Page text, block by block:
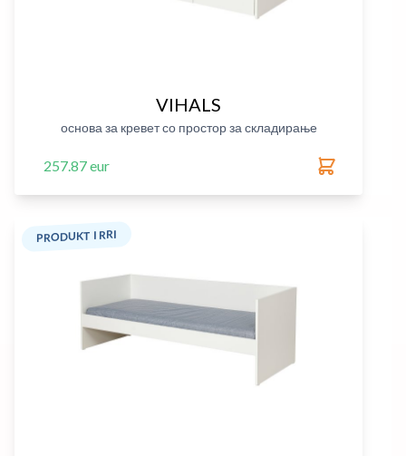
VIHALS
основа за кревет со простор за складирање
257.87 eur
PRODUKT I RRI